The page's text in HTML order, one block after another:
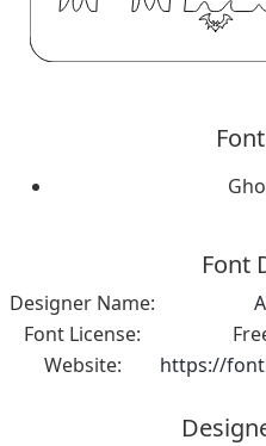
Font
Designer Name:
Font License:
Website:
https://